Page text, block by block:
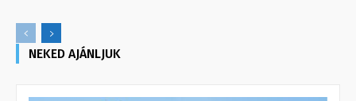
NEKED AJÁNLJUK